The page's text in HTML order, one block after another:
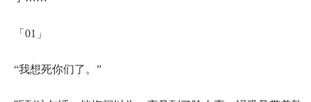
「01」
“我想死你们了。”